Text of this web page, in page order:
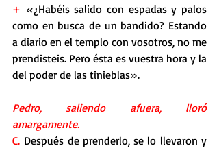
+ «¿Habéis salido con espadas y palos
como en busca de un bandido? Estando
a diario en el templo con vosotros, no me
prendisteis. Pero ésta es vuestra hora y la
del poder de las tinieblas».
Pedro, saliendo afuera, lloró
amargamente.
C. Después de prenderlo, se lo llevaron y